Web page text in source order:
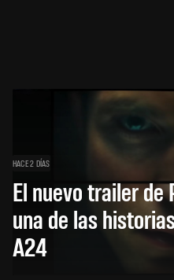
HACE 2 DÍAS
El nuevo trailer
una de las
A24